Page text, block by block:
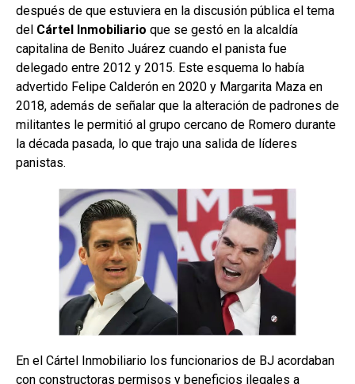
después de que estuviera en la discusión pública el tema
del Cártel Inmobiliario que se gestó en la alcaldía
capitalina de Benito Juárez cuando el panista fue
delegado entre 2012 y 2015. Este esquema lo había
advertido Felipe Calderón en 2020 y Margarita Maza en
2018, además de señalar que la alteración de padrones de
militantes le permitió al grupo cercano de Romero durante
la década pasada, lo que trajo una salida de líderes
panistas.
En el Cártel Inmobiliario los funcionarios de BJ acordaban
con constructoras permisos y beneficios ilegales a